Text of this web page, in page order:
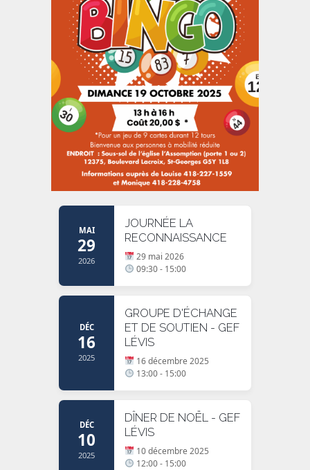
MAI
29
2026
JOURNÉE LA
RECONNAISSANCE
29 mai 2026
09:30 - 15:00
DÉC
16
2025
GROUPE D'ÉCHANGE
ET DE SOUTIEN - GEF
LÉVIS
16 décembre 2025
13:00 - 15:00
DÉC
10
2025
DÎNER DE NOËL - GEF
LÉVIS
10 décembre 2025
12:00 - 15:00